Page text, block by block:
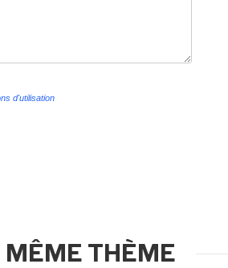
d'utilisation
MÊME THÈME